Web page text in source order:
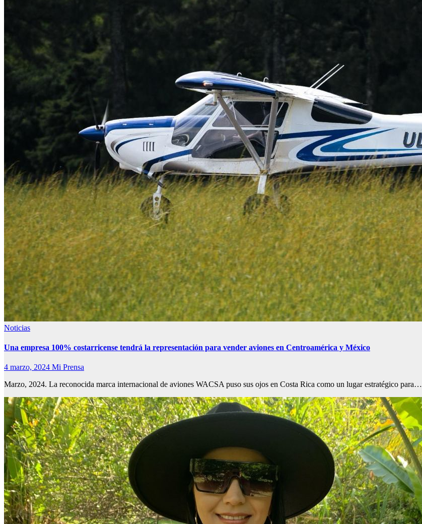
Noticias
Una empresa 100% costarricense tendrá la representación para vender aviones en Centroamérica y México
4 marzo, 2024 Mi Prensa
Marzo, 2024. La reconocida marca internacional de aviones WACSA puso sus ojos en Costa Rica como un lugar estratégico para…